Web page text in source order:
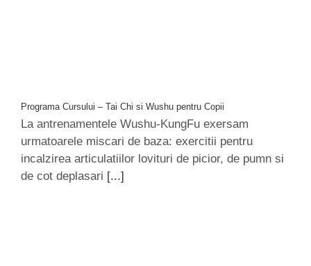
Programa Cursului – Tai Chi si Wushu pentru Copii
La antrenamentele Wushu-KungFu exersam
urmatoarele miscari de baza: exercitii pentru
incalzirea articulatiilor lovituri de picior, de pumn si
de cot deplasari [...]